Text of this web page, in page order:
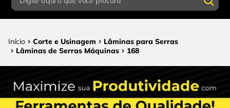
Corte e Usinagem
Lâminas para Serras
Lâminas de Serras Máquinas
168
1 parafusadeira
2º caixa ferramentas
3º esmerilhadeira
Termos mais buscados
parafusadeira
caixa ferramentas